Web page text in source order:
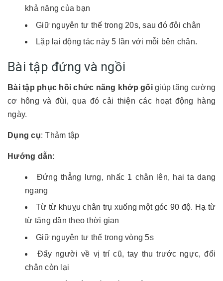
khả năng của bạn
Giữ nguyên tư thế trong 20s, sau đó đôi chân
Lặp lại động tác này 5 lần với mỗi bên chân.
Bài tập đứng và ngồi
Bài tập phục hồi chức năng khớp gốigiúp tăng cường
cơ hông và đùi, qua đó cải thiện các hoạt động hàng
ngày.
Dụng cụ: Thảm tập
Hướng dẫn:
Đứng thẳng lưng, nhấc 1 chân lên, hai ta dang
ngang
Từ từ khuỵu chân trụ xuống một góc 90 độ. Hạ từ
từ tăng dần theo thời gian
Giữ nguyên tư thế trong vòng 5s
Đẩy người về vị trí cũ, tay thu trước ngực, đổi
chân còn lại